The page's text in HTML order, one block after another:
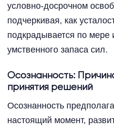
условно-досрочном
подчеркивая, как
подкрадывается по мере
умственного запаса сил.
Осознанность:
принятия решений
Осознанность
настоящий момент,